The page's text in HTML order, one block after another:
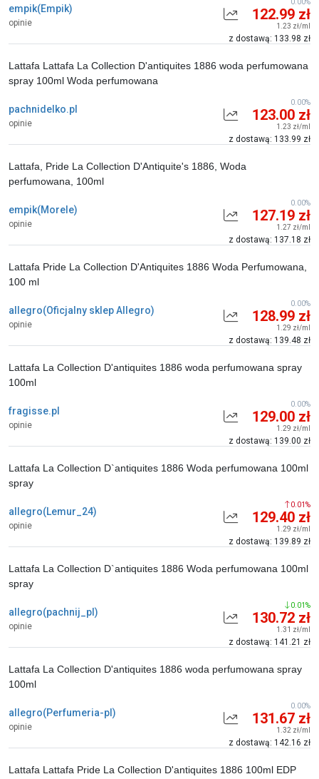
empik(Empik)
opinie 122.99 zł
1.23 zł/ml
z dostawą: 133.98 zł
0.00%
pachnidelko.pl
opinie
Lattafa Lattafa La Collection D'antiquites 1886 woda perfumowana
spray 100ml Woda perfumowana
123.00 zł
1.23 zł/ml
z dostawą: 133.99 zł
0.00%
empik(Morele)
opinie
Lattafa, Pride La Collection D'Antiquite's 1886, Woda
perfumowana, 100ml
127.19 zł
1.27 zł/ml
z dostawą: 137.18 zł
0.00%
allegro(Oficjalny sklep Allegro)
opinie
Lattafa Pride La Collection D'Antiquites 1886 Woda Perfumowana,
100 ml
128.99 zł
1.29 zł/ml
z dostawą: 139.48 zł
0.00%
fragisse.pl
opinie
Lattafa La Collection D'antiquites 1886 woda perfumowana spray
100ml
129.00 zł
1.29 zł/ml
z dostawą: 139.00 zł
0.00%
allegro(Lemur_24)
opinie
Lattafa La Collection D`antiquites 1886 Woda perfumowana 100ml
spray
129.40 zł
1.29 zł/ml
z dostawą: 139.89 zł
0.01%
allegro(pachnij_pl)
opinie
Lattafa La Collection D`antiquites 1886 Woda perfumowana 100ml
spray
130.72 zł
1.31 zł/ml
z dostawą: 141.21 zł
0.01%
allegro(Perfumeria-pl)
opinie
Lattafa La Collection D'antiquites 1886 woda perfumowana spray
100ml
131.67 zł
1.32 zł/ml
z dostawą: 142.16 zł
0.00%
Lattafa Lattafa Pride La Collection D'antiquites 1886 100ml EDP